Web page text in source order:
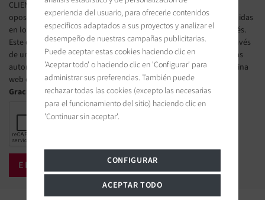
CLIENTE de su derecho a inscribirse gratuitamente en la lista de
oposición a la prospección telefónica, según las condiciones definidas
en los artículos L223-1 y siguientes del Código de Consumo francés.
Este derecho de oposición puede ser ejercido por el CLIENTE a través
de una página web gestionado por el organismo designado por las
autoridades públicas francesas para administrar esta lista. La página
web es la siguiente : https://www.bloctel.gouv.fr.
Gracias marcar la casilla
experiencia del usuario, para ofrecerle contenidos
específicos adaptados a sus proyectos y analizar el
desempeño de nuestras campañas publicitarias.
Puede aceptar estas cookies haciendo clic en
'Aceptar todo' o haciendo clic en 'Configurar' para
administrar sus preferencias. También puede
rechazar todas las cookies (excepto las necesarias
para el funcionamiento del sitio) haciendo clic en
'Continuar sin aceptar'.
CONFIGURAR
ACEPTAR TODO